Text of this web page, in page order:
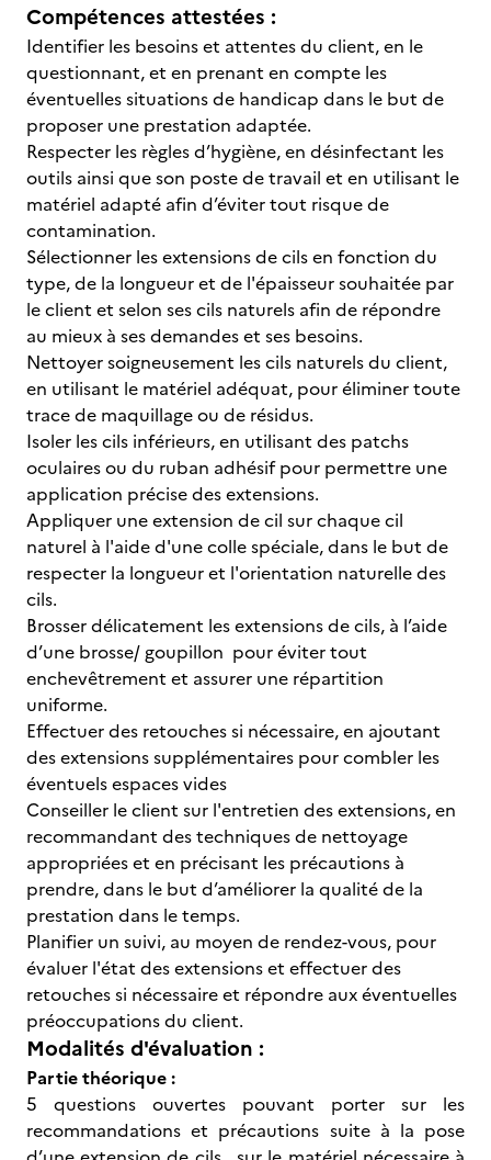
Compétences attestées :
Identifier les besoins et attentes du client, en le
questionnant, et en prenant en compte les
éventuelles situations de handicap dans le but de
proposer une prestation adaptée.
Respecter les règles d’hygiène, en désinfectant les
outils ainsi que son poste de travail et en utilisant le
matériel adapté afin d’éviter tout risque de
contamination.
Sélectionner les extensions de cils en fonction du
type, de la longueur et de l'épaisseur souhaitée par
le client et selon ses cils naturels afin de répondre
au mieux à ses demandes et ses besoins.
Nettoyer soigneusement les cils naturels du client,
en utilisant le matériel adéquat, pour éliminer toute
trace de maquillage ou de résidus.
Isoler les cils inférieurs, en utilisant des patchs
oculaires ou du ruban adhésif pour permettre une
application précise des extensions.
Appliquer une extension de cil sur chaque cil
naturel à l'aide d'une colle spéciale, dans le but de
respecter la longueur et l'orientation naturelle des
cils.
Brosser délicatement les extensions de cils, à l’aide
d’une brosse/ goupillon pour éviter tout
enchevêtrement et assurer une répartition
uniforme.
Effectuer des retouches si nécessaire, en ajoutant
des extensions supplémentaires pour combler les
éventuels espaces vides
Conseiller le client sur l'entretien des extensions, en
recommandant des techniques de nettoyage
appropriées et en précisant les précautions à
prendre, dans le but d’améliorer la qualité de la
prestation dans le temps.
Planifier un suivi, au moyen de rendez-vous, pour
évaluer l'état des extensions et effectuer des
retouches si nécessaire et répondre aux éventuelles
préoccupations du client.
Modalités d'évaluation :
Partie théorique :
5 questions ouvertes pouvant porter sur les
recommandations et précautions suite à la pose